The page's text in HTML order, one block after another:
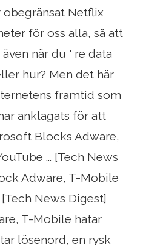
Netflix
för oss alla, så att
när du ' re data
hur? Men det här
framtid som
anklagats för att
Blocks Adware,
... [Tech News
Adware, T-Mobile
News Digest]
T-Mobile hatar
lösenord, en rysk